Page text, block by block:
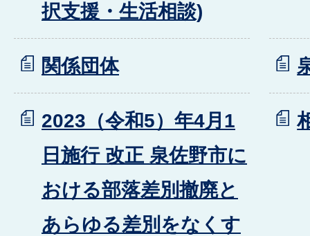
択支援・生活相談)
関係団体
2023（令和5）年4月1
日施行 改正 泉佐野市に
おける部落差別撤廃と
あらゆる差別をなくす